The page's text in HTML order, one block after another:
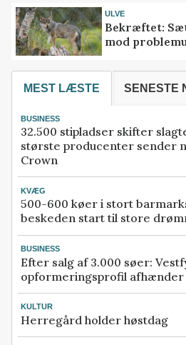
ULVE
Bekræftet:
mod
MEST LÆSTE SENESTE
BUSINESS
32.500 stipladser skifter
største producenter sender
Crown
KVÆG
500-600 køer i stort
beskeden start til store
BUSINESS
Efter salg af 3.000 søer:
opformeringsprofil
KULTUR
Herregård holder høstdag